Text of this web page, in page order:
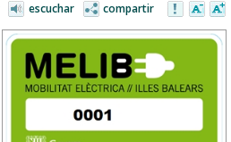
escuchar compartir